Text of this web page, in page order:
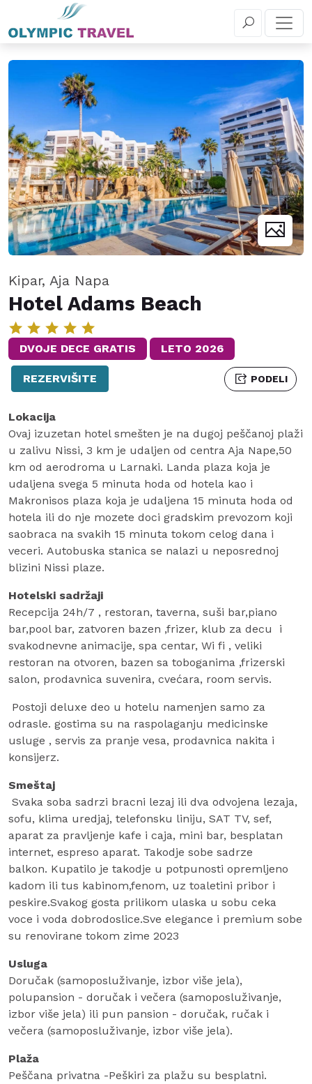
+381 11 655 5 030
Kipar, Aja Napa
Hotel Adams Beach
DVOJE DECE GRATIS LETO 2026
REZERVIŠITE PODELI
Lokacija
Ovaj izuzetan hotel smešten je na dugoj peščanoj plaži
u zalivu Nissi, 3 km je udaljen od centra Aja Nape,50
km od aerodroma u Larnaki. Landa plaza koja je
udaljena svega 5 minuta hoda od hotela kao i
Makronisos plaza koja je udaljena 15 minuta hoda od
hotela ili do nje mozete doci gradskim prevozom koji
saobraca na svakih 15 minuta tokom celog dana i
veceri. Autobuska stanica se nalazi u neposrednoj
blizini Nissi plaze.
Hotelski sadržaji
Recepcija 24h/7 , restoran, taverna, suši bar,piano
bar,pool bar, zatvoren bazen ,frizer, klub za decu i
svakodnevne animacije, spa centar, Wi fi , veliki
restoran na otvoren, bazen sa toboganima ,frizerski
salon, prodavnica suvenira, cvećara, room servis.
Postoji deluxe deo u hotelu namenjen samo za
odrasle. gostima su na raspolaganju medicinske
usluge , servis za pranje vesa, prodavnica nakita i
konsijerz.
Smeštaj
Svaka soba sadrzi bracni lezaj ili dva odvojena lezaja,
sofu, klima uredjaj, telefonsku liniju, SAT TV, sef,
aparat za pravljenje kafe i caja, mini bar, besplatan
internet, espreso aparat. Takodje sobe sadrze
balkon. Kupatilo je takodje u potpunosti opremljeno
kadom ili tus kabinom,fenom, uz toaletini pribor i
peskire.Svakog gosta prilikom ulaska u sobu ceka
voce i voda dobrodoslice.Sve elegance i premium sobe
su renovirane tokom zime 2023
Usluga
Doručak (samoposluživanje, izbor više jela),
polupansion - doručak i večera (samoposluživanje,
izbor više jela) ili pun pansion - doručak, ručak i
večera (samoposluživanje, izbor više jela).
Plaža
Peščana privatna -Peškiri za plažu su besplatni.